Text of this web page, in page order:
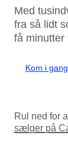
Med
fra så lidt
få
Kom i gang
Rul ned for
sælger på